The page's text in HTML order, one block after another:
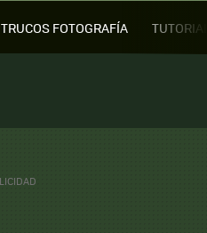
TRUCOS FOTOGRAFÍA